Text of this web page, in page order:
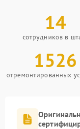
14
сотрудников в
1526
отремонтированных